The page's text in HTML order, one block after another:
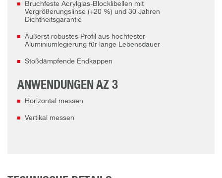
Bruchfeste Acrylglas-Blocklibellen mit
Vergrößerungslinse (+20 %) und 30 Jahren
Dichtheitsgarantie
Äußerst robustes Profil aus hochfester
Aluminiumlegierung für lange Lebensdauer
Stoßdämpfende Endkappen
ANWENDUNGEN AZ 3
Horizontal messen
Vertikal messen